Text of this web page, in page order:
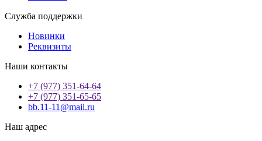
Служба поддержки
Новинки
Реквизиты
Наши контакты
+7 (977) 351-64-64
+7 (977) 351-65-65
bb.11-11@mail.ru
Наш адрес